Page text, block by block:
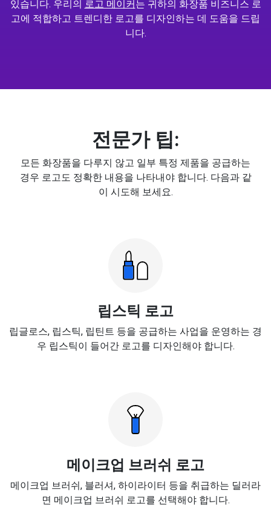
있습니다. 우리의 로고 메이커는 귀하의 화장품 비즈니스 로
고에 적합하고 트렌디한 로고를 디자인하는 데 도움을 드립
니다.
전문가 팁:
모든 화장품을 다루지 않고 일부 특정 제품을 공급하는
경우 로고도 정확한 내용을 나타내야 합니다. 다음과 같
이 시도해 보세요.
립스틱 로고
립글로스, 립스틱, 립틴트 등을 공급하는 사업을 운영하는 경
우 립스틱이 들어간 로고를 디자인해야 합니다.
메이크업 브러쉬 로고
메이크업 브러쉬, 블러셔, 하이라이터 등을 취급하는 딜러라
면 메이크업 브러쉬 로고를 선택해야 합니다.